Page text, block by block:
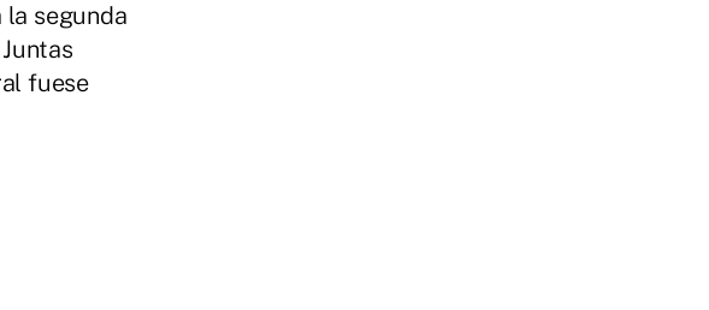
la segunda
fuese